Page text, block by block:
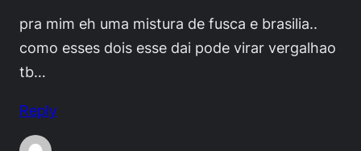
pra mim eh uma mistura de fusca e brasilia..
como esses dois esse dai pode virar vergalhao
tb…
Reply